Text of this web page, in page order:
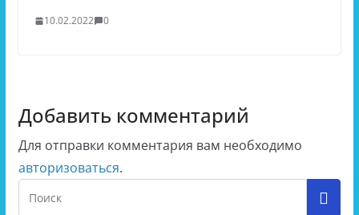
10.02.2022 0
Добавить комментарий
Для отправки комментария вам необходимо
авторизоваться.